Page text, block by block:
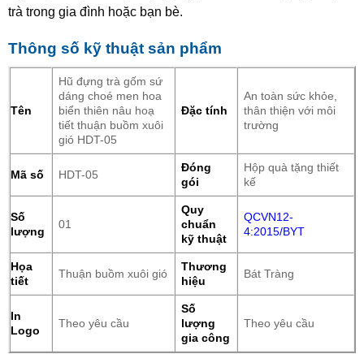
trà trong gia đình hoặc bạn bè.
Thông số kỹ thuật sản phẩm
Tên
Hũ đựng trà gốm sứ
dáng choé men hoa
biển thiên nâu hoạ
tiết thuận buồm xuôi
gió HDT-05
Đặc tính
An toàn sức khỏe,
thân thiện với môi
trường
Mã số HDT-05
Đóng
gói
Hộp quà tặng thiết
kế
Số
lượng
01
Quy
chuẩn
kỹ thuật
QCVN12-
4:2015/BYT
Họa
tiết
Thuận buồm xuôi gió
Thương
hiệu
Bát Tràng
In
Logo
Theo yêu cầu
Số
lượng
gia công
Theo yêu cầu